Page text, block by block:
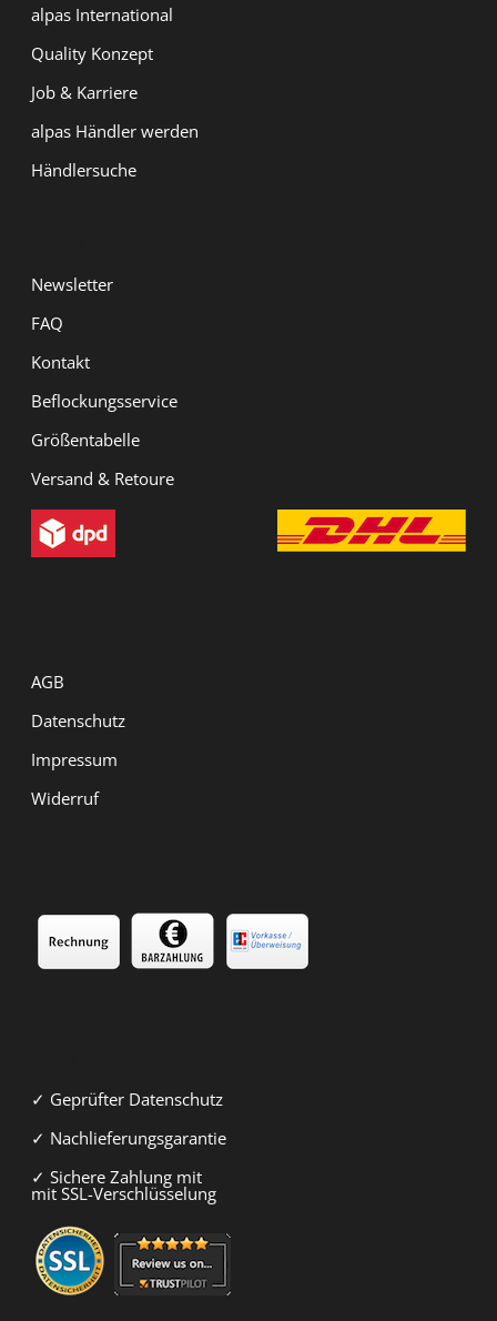
alpas International
Quality Konzept
Job & Karriere
alpas Händler werden
Händlersuche
Newsletter
FAQ
Kontakt
Beflockungsservice
Größentabelle
Versand & Retoure
AGB
Datenschutz
Impressum
Widerruf
✓ Geprüfter Datenschutz
✓ Nachlieferungsgarantie
✓ Sichere Zahlung mit
mit SSL-Verschlüsselung